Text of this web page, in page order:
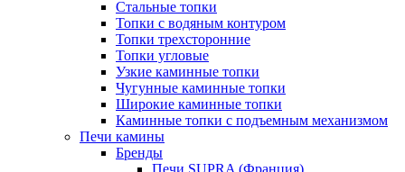
Стальные топки
Топки с водяным контуром
Топки трехсторонние
Топки угловые
Узкие каминные топки
Чугунные каминные топки
Широкие каминные топки
Каминные топки с подъемным механизмом
Печи камины
Бренды
Печи SUPRA (Франция)